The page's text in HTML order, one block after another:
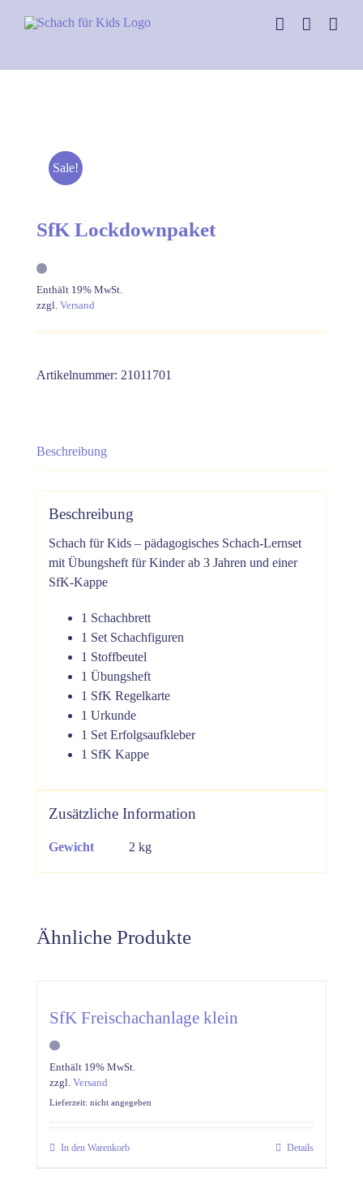
Sale!
SfK Lockdownpaket
Enthält 19% MwSt.
zzgl. Versand
Artikelnummer: 21011701
Beschreibung
Beschreibung
Schach für Kids – pädagogisches Schach-Lernset
mit Übungsheft für Kinder ab 3 Jahren und einer
SfK-Kappe
1 Schachbrett
1 Set Schachfiguren
1 Stoffbeutel
1 Übungsheft
1 SfK Regelkarte
1 Urkunde
1 Set Erfolgsaufkleber
1 SfK Kappe
Zusätzliche Information
Gewicht 2 kg
Ähnliche Produkte
SfK Freischachanlage klein
Enthält 19% MwSt.
zzgl. Versand
Lieferzeit: nicht angegeben
In den Warenkorb Details